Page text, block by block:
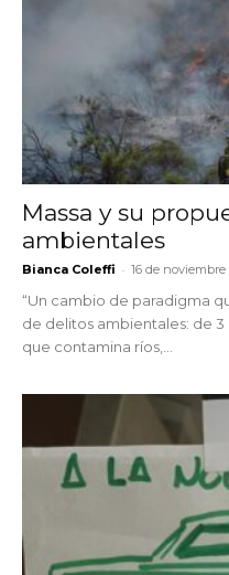
Massa y su
ambientales
Bianca Coleffi - 16 de noviembre
“Un cambio de paradigma
de delitos ambientales: de 3
que contamina ríos,...